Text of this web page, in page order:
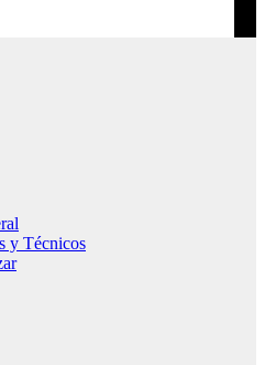
y Técnicos